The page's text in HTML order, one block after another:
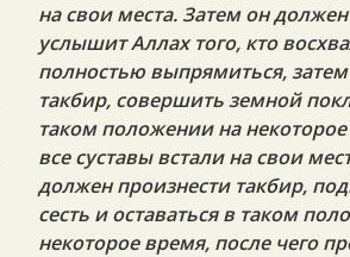
на свои места. Затем он должен
услышит Аллах того, кто
полностью выпрямиться,
такбир, совершить земной
таком положении на
все суставы встали на свои
должен произнести такбир,
сесть и оставаться в таком
некоторое время, после чего